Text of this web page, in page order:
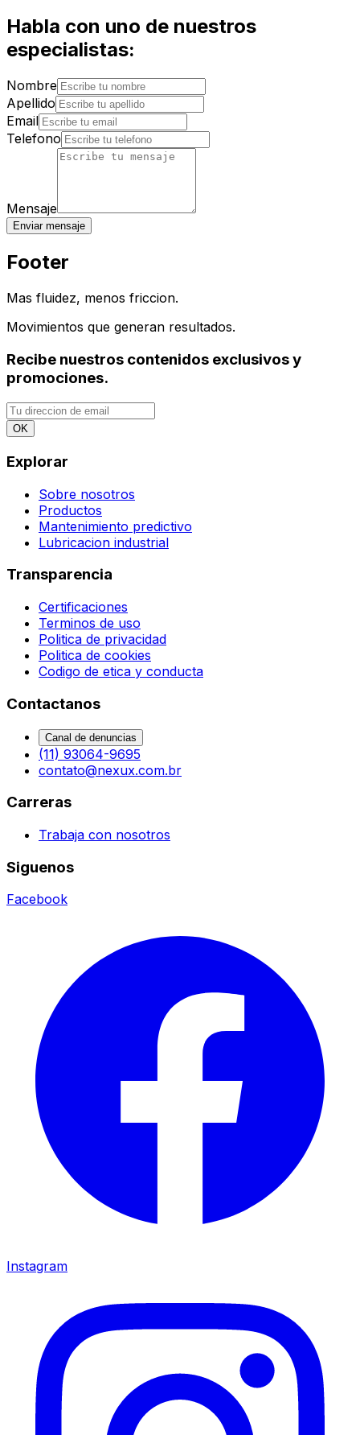
Habla con uno de nuestros
especialistas:
Nombre
Apellido
Email
Telefono
Mensaje
Enviar mensaje
Footer
Mas fluidez, menos friccion.
Movimientos que generan resultados.
Recibe nuestros contenidos exclusivos y
promociones.
OK
Explorar
Sobre nosotros
Productos
Mantenimiento predictivo
Lubricacion industrial
Transparencia
Certificaciones
Terminos de uso
Politica de privacidad
Politica de cookies
Codigo de etica y conducta
Contactanos
Canal de denuncias
(11) 93064-9695
contato@nexux.com.br
Carreras
Trabaja con nosotros
Siguenos
Facebook
Instagram